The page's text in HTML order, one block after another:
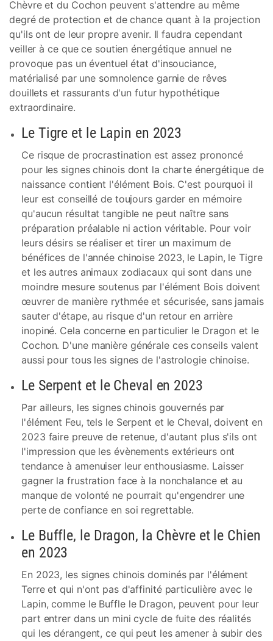
Chèvre et du Cochon peuvent s'attendre au même
degré de protection et de chance quant à la projection
qu'ils ont de leur propre avenir. Il faudra cependant
veiller à ce que ce soutien énergétique annuel ne
provoque pas un éventuel état d'insouciance,
matérialisé par une somnolence garnie de rêves
douillets et rassurants d'un futur hypothétique
extraordinaire.
Le Tigre et le Lapin en 2023
Ce risque de procrastination est assez prononcé
pour les signes chinois dont la charte énergétique de
naissance contient l'élément Bois. C'est pourquoi il
leur est conseillé de toujours garder en mémoire
qu'aucun résultat tangible ne peut naître sans
préparation préalable ni action véritable. Pour voir
leurs désirs se réaliser et tirer un maximum de
bénéfices de l'année chinoise 2023, le Lapin, le Tigre
et les autres animaux zodiacaux qui sont dans une
moindre mesure soutenus par l'élément Bois doivent
œuvrer de manière rythmée et sécurisée, sans jamais
sauter d'étape, au risque d'un retour en arrière
inopiné. Cela concerne en particulier le Dragon et le
Cochon. D'une manière générale ces conseils valent
aussi pour tous les signes de l'astrologie chinoise.
Le Serpent et le Cheval en 2023
Par ailleurs, les signes chinois gouvernés par
l'élément Feu, tels le Serpent et le Cheval, doivent en
2023 faire preuve de retenue, d'autant plus s'ils ont
l'impression que les évènements extérieurs ont
tendance à amenuiser leur enthousiasme. Laisser
gagner la frustration face à la nonchalance et au
manque de volonté ne pourrait qu'engendrer une
perte de confiance en soi regrettable.
Le Buffle, le Dragon, la Chèvre et le Chien
en 2023
En 2023, les signes chinois dominés par l'élément
Terre et qui n'ont pas d'affinité particulière avec le
Lapin, comme le Buffle le Dragon, peuvent pour leur
part entrer dans un mini cycle de fuite des réalités
qui les dérangent, ce qui peut les amener à subir des